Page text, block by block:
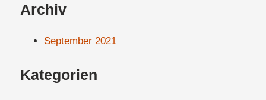
Archiv
September 2021
Kategorien